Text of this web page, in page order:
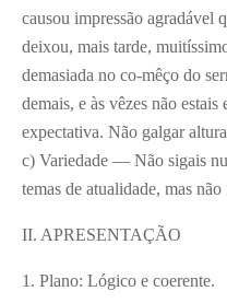
causou impressão agradável
deixou, mais tarde,
demasiada no co-mêço do
demais, e às vêzes não estais
expectativa. Não galgar
c) Variedade — Não sigais
temas de atualidade, mas
II. APRESENTAÇÃO
1. Plano: Lógico e coerente.